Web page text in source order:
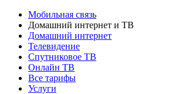
Мобильная связь
Домашний интернет и ТВ
Домашний интернет
Телевидение
Спутниковое ТВ
Онлайн ТВ
Все тарифы
Услуги